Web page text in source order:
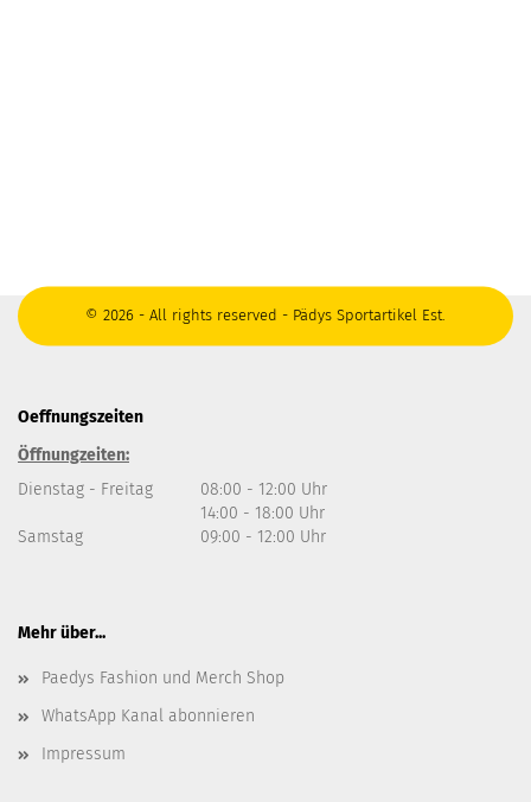
© 2026 - All rights reserved - Pädys Sportartikel Est.
Oeffnungszeiten
Öffnungzeiten:
Dienstag - Freitag
08:00 - 12:00 Uhr
14:00 - 18:00 Uhr
Samstag
09:00 - 12:00 Uhr
Mehr über...
Paedys Fashion und Merch Shop
WhatsApp Kanal abonnieren
Impressum